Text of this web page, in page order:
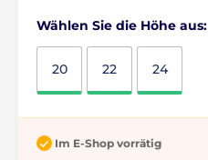
Wählen Sie die Höhe aus:
20 22 24
Im E-Shop vorrätig